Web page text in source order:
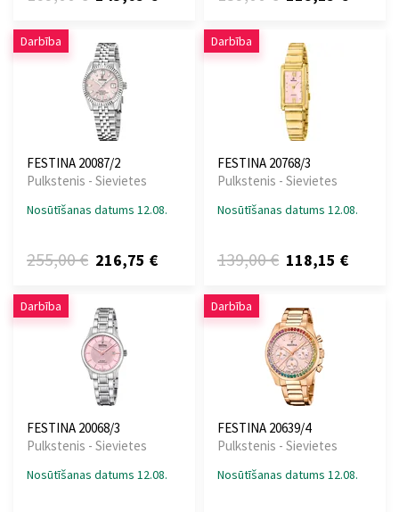
Darbība
FESTINA 20087/2
Pulkstenis - Sievietes
Nosūtīšanas datums 12.08.
255,00 € 216,75 €
Darbība
FESTINA 20768/3
Pulkstenis - Sievietes
Nosūtīšanas datums 12.08.
139,00 € 118,15 €
Darbība
FESTINA 20068/3
Pulkstenis - Sievietes
Nosūtīšanas datums 12.08.
Darbība
FESTINA 20639/4
Pulkstenis - Sievietes
Nosūtīšanas datums 12.08.